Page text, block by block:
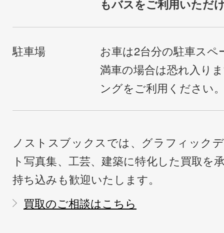
もバスをご利用いただ
駐車場
お車は2台分の駐車ス
満車の場合は恐れ入り
ングをご利用ください
ノストスブックスでは、グラフィック
ト写真集、工芸、建築に特化した買取を
持ち込みも歓迎いたします。
買取のご相談はこちら